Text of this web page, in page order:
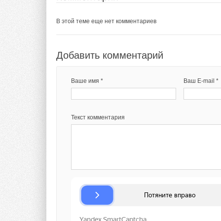
В этой теме еще нет комментариев
Добавить комментарий
Ваше имя * Ваш E-mail *
Текст комментария